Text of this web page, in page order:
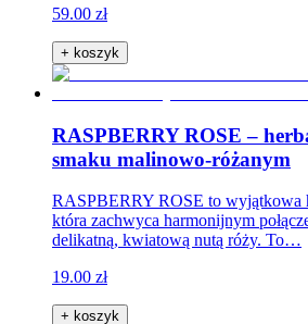
59.00 zł
+ koszyk
RASPBERRY ROSE –
smaku malinowo-różanym
RASPBERRY ROSE to wyjątkowa
która zachwyca harmonijnym
delikatną, kwiatową nutą róży. To…
19.00 zł
+ koszyk